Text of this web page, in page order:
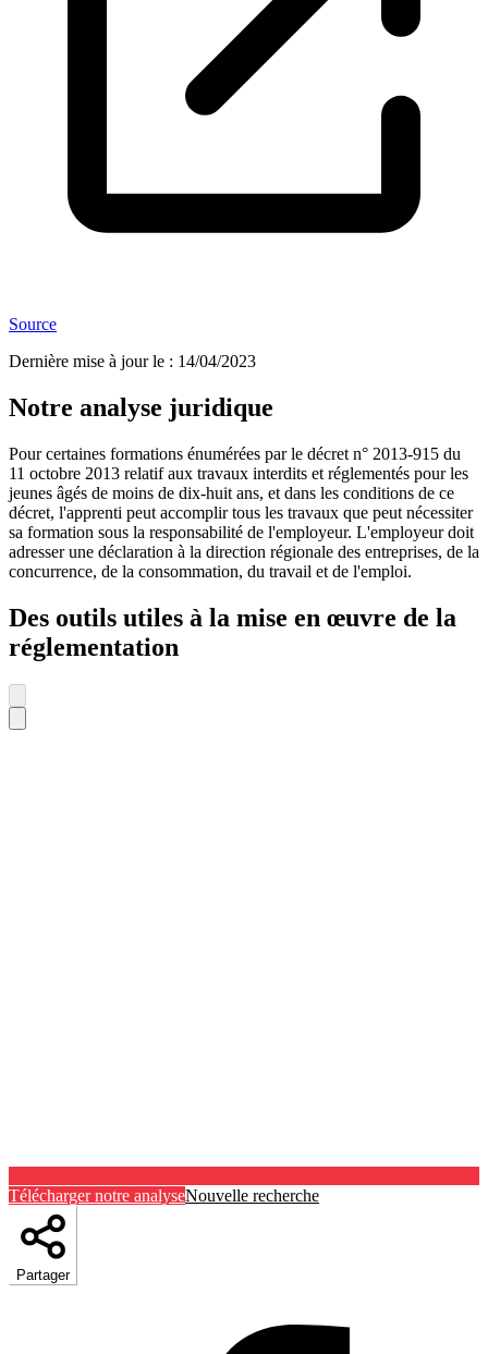
Source
Dernière mise à jour le : 14/04/2023
Notre analyse juridique
Pour certaines formations énumérées par le décret n° 2013-915 du
11 octobre 2013 relatif aux travaux interdits et réglementés pour les
jeunes âgés de moins de dix-huit ans, et dans les conditions de ce
décret, l'apprenti peut accomplir tous les travaux que peut nécessiter
sa formation sous la responsabilité de l'employeur. L'employeur doit
adresser une déclaration à la direction régionale des entreprises, de la
concurrence, de la consommation, du travail et de l'emploi.
Des outils utiles à la mise en œuvre de la
réglementation
Télécharger notre analyseNouvelle recherche
Partager